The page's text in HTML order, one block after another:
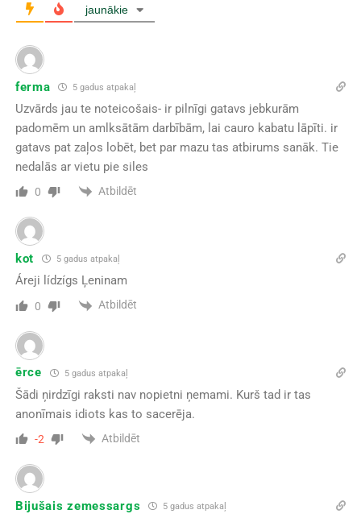
jaunākie
ferma 5 gadus atpakaļ
Uzvārds jau te noteicošais- ir pilnīgi gatavs jebkurām
padomēm un amlksātām darbībām, lai cauro kabatu lāpīti. ir
gatavs pat zaļos lobēt, bet par mazu tas atbirums sanāk. Tie
nedalās ar vietu pie siles
0 Atbildēt
kot 5 gadus atpakaļ
Áreji lídzígs Ļeninam
0 Atbildēt
ērce 5 gadus atpakaļ
Šādi ņirdzīgi raksti nav nopietni ņemami. Kurš tad ir tas
anonīmais idiots kas to sacerēja.
-2 Atbildēt
Bijušais zemessargs 5 gadus atpakaļ